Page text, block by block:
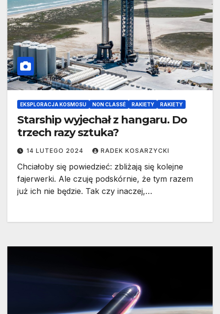
EKSPLORACJA KOSMOSU NON CLASSÉ RAKIETY RAKIETY
Starship wyjechał z hangaru. Do
trzech razy sztuka?
14 LUTEGO 2024 RADEK KOSARZYCKI
Chciałoby się powiedzieć: zbliżają się kolejne
fajerwerki. Ale czuję podskórnie, że tym razem
już ich nie będzie. Tak czy inaczej,…